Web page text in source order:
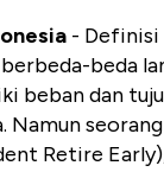
- Definisi
beda
beban dan
Namun
Retire